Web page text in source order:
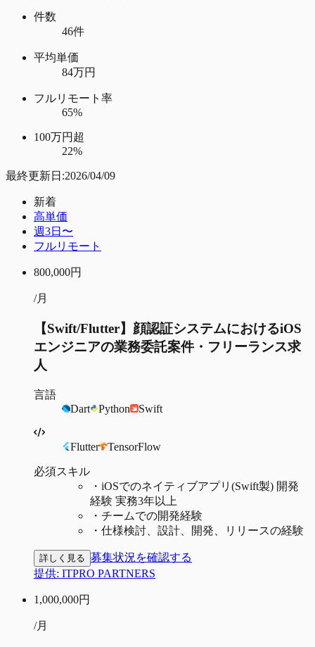
件数
46件
平均単価
84万円
フルリモート率
65%
100万円超
22%
最終更新日:2026/04/09
新着
高単価
週3日〜
フルリモート
800,000円
/月
【Swift/Flutter】顔認証システムにおけるiOS
エンジニアの業務委託案件・フリーランス求
人
言語
Dart
Python Swift
Flutter TensorFlow
必須スキル
・ iOSでのネイティブアプリ(Swift製) 開発
経験 実務3年以上
・ チームでの開発経験
・ 仕様検討、設計、開発、リリースの経験
詳しく見る 募集状況を確認する
提供: ITPRO PARTNERS
1,000,000円
/月